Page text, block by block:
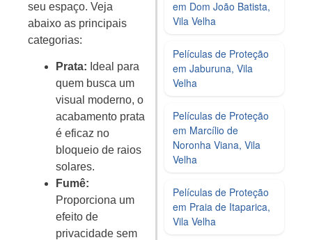
seu espaço. Veja
abaixo as principais
categorias:
Prata: Ideal para
quem busca um
visual moderno, o
acabamento prata
é eficaz no
bloqueio de raios
solares.
Fumê:
Proporciona um
efeito de
privacidade sem
em Dom João Batista,
Vila Velha
Películas de Proteção
em Jaburuna, Vila
Velha
Películas de Proteção
em Marcílio de
Noronha Viana, Vila
Velha
Películas de Proteção
em Praia de Itaparica,
Vila Velha